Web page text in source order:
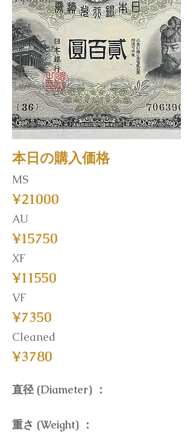
本日の購入価格
MS
¥21000
AU
¥15750
XF
¥11550
VF
¥7350
Cleaned
¥3780
直径 (Diameter) ：
重さ (Weight) ：